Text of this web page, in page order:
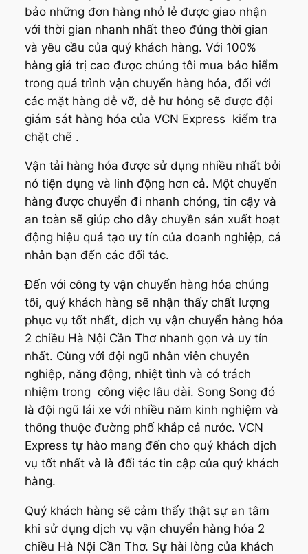
bảo những đơn hàng nhỏ lẻ được giao nhận
với thời gian nhanh nhất theo đúng thời gian
và yêu cầu của quý khách hàng. Với 100%
hàng giá trị cao được chúng tôi mua bảo hiểm
trong quá trình vận chuyển hàng hóa, đối với
các mặt hàng dễ vỡ, dễ hư hỏng sẽ được đội
giám sát hàng hóa của VCN Express kiểm tra
chặt chẽ .
Vận tải hàng hóa được sử dụng nhiều nhất bởi
nó tiện dụng và linh động hơn cả. Một chuyến
hàng được chuyển đi nhanh chóng, tin cậy và
an toàn sẽ giúp cho dây chuyền sản xuất hoạt
động hiệu quả tạo uy tín của doanh nghiệp, cá
nhân bạn đến các đối tác.
Đến với công ty vận chuyển hàng hóa chúng
tôi, quý khách hàng sẽ nhận thấy chất lượng
phục vụ tốt nhất, dịch vụ vận chuyển hàng hóa
2 chiều Hà Nội Cần Thơ nhanh gọn và uy tín
nhất. Cùng với đội ngũ nhân viên chuyên
nghiệp, năng động, nhiệt tình và có trách
nhiệm trong công việc lâu dài. Song Song đó
là đội ngũ lái xe với nhiều năm kinh nghiệm và
thông thuộc đường phố khắp cả nước. VCN
Express tự hào mang đến cho quý khách dịch
vụ tốt nhất và là đối tác tin cập của quý khách
hàng.
Quý khách hàng sẽ cảm thấy thật sự an tâm
khi sử dụng dịch vụ vận chuyển hàng hóa 2
chiều Hà Nội Cần Thơ. Sự hài lòng của khách